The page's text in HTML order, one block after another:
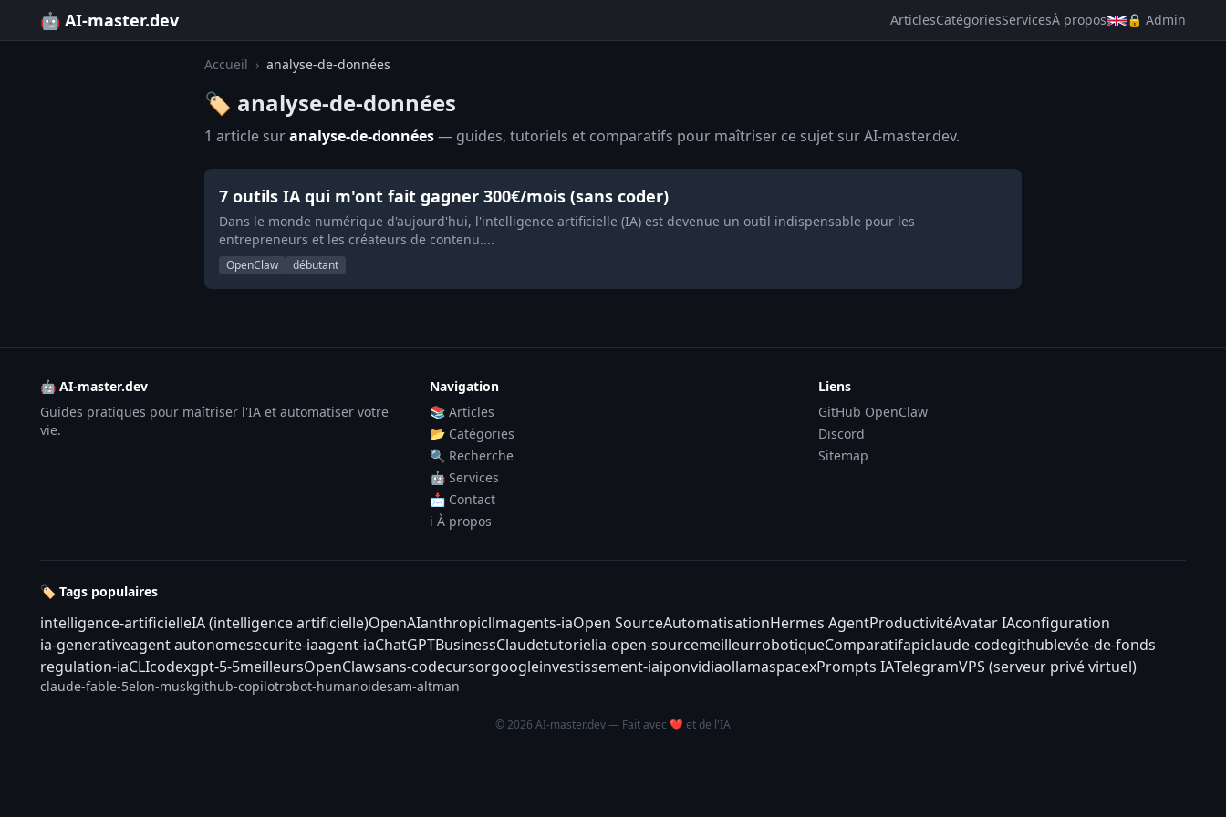
🤖 AI-master.dev ArticlesCatégoriesServicesÀ propos 🔒 Admin
Accueil › analyse-de-données
🏷️ analyse-de-données
1 article suranalyse-de-données— guides, tutoriels et comparatifs pour maîtriser ce sujet sur AI-master.dev.
7 outils IA qui m'ont fait gagner 300€/mois (sans coder)
Dans le monde numérique d'aujourd'hui, l'intelligence artificielle (IA) est devenue un outil indispensable pour les
entrepreneurs et les créateurs de contenu....
OpenClaw débutant
🤖 AI-master.dev
Guides pratiques pour maîtriser l'IA et automatiser votre
vie.
Navigation
📚 Articles
📂 Catégories
🔍 Recherche
🤖 Services
📩 Contact
ℹ️ À propos
Liens
GitHub OpenClaw
Discord
Sitemap
🏷️ Tags populaires
intelligence-artificielleIA (intelligence artificielle)OpenAIanthropicllmagents-iaOpen SourceAutomatisationHermes AgentProductivitéAvatar IAconfiguration
ia-generativeagent autonomesecurite-iaagent-iaChatGPTBusinessClaudetutorielia-open-sourcemeilleurrobotiqueComparatifapiclaude-codegithublevée-de-fonds
regulation-iaCLIcodexgpt-5-5meilleursOpenClawsans-codecursorgoogleinvestissement-iaiponvidiaollamaspacexPrompts IATelegramVPS (serveur privé virtuel)
claude-fable-5elon-muskgithub-copilotrobot-humanoidesam-altman
© 2026 AI-master.dev — Fait avec ❤️ et de l'IA